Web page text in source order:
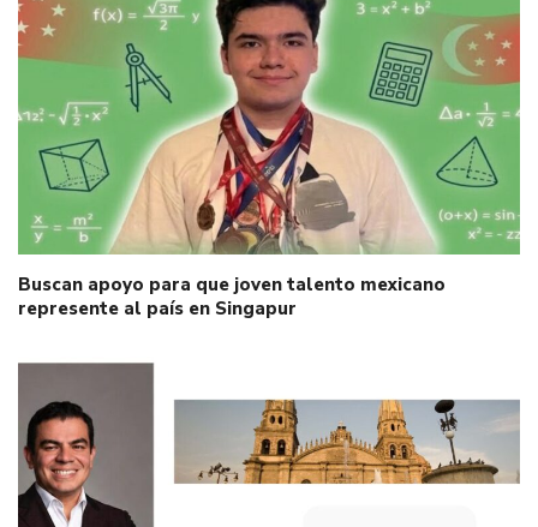
Buscan apoyo para que joven talento mexicano
represente al país en Singapur